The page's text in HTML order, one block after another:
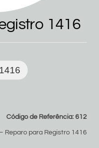
1416
Código de Referência: 612
Reparo para Registro 1416